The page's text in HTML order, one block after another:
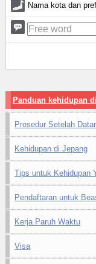
Nama kota dan
Panduan kehidupan
Prosedur Setelah
Kehidupan di Jepang
Tips untuk Kehidupan
Pendaftaran untuk
Kerja Paruh Waktu
Visa